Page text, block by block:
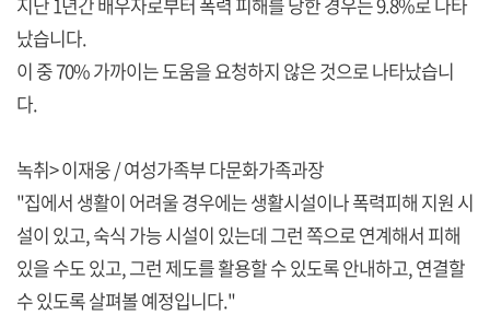
났습니다.
이 중 70% 가까이는 도움을 요청하지 않은 것으로 나타났습니
다.
녹취> 이재웅 / 여성가족부 다문화가족과장
"집에서 생활이 어려울 경우에는 생활시설이나 폭력피해 지원 시
설이 있고, 숙식 가능 시설이 있는데 그런 쪽으로 연계해서 피해
있을 수도 있고, 그런 제도를 활용할 수 있도록 안내하고, 연결할
수 있도록 살펴볼 예정입니다."